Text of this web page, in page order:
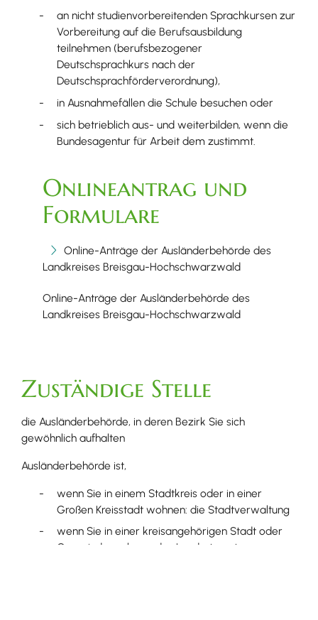
an nicht studienvorbereitenden Sprachkursen zur
Vorbereitung auf die Berufsausbildung
teilnehmen (berufsbezogener
Deutschsprachkurs nach der
Deutschsprachförderverordnung),
in Ausnahmefällen die Schule besuchen oder
sich betrieblich aus- und weiterbilden, wenn die
Bundesagentur für Arbeit dem zustimmt.
Onlineantrag und
Formulare
Online-Anträge der Ausländerbehörde des
Landkreises Breisgau-Hochschwarzwald
Online-Anträge der Ausländerbehörde des
Landkreises Breisgau-Hochschwarzwald
Zuständige Stelle
die Ausländerbehörde, in deren Bezirk Sie sich
gewöhnlich aufhalten
Ausländerbehörde ist,
wenn Sie in einem Stadtkreis oder in einer
Großen Kreisstadt wohnen: die Stadtverwaltung
wenn Sie in einer kreisangehörigen Stadt oder
Gemeinde wohnen: das Landratsamt